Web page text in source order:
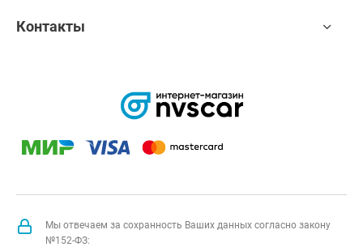
Контакты
Мы отвечаем за сохранность Ваших данных согласно закону
№152-ФЗ: